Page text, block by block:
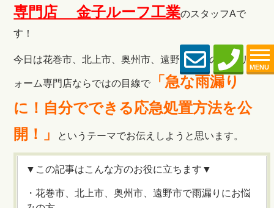
MENU
専門店 金子ルーフ工業のスタッフAで
す！
今日は花巻市、北上市、奥州市、遠野市密着の屋根リフ
ォーム専門店ならではの目線で
「急な雨漏り
に！自分でできる応急処置方法を公
開！」
というテーマでお伝えしようと思います。
▼この記事はこんな方のお役に立ちます▼
・花巻市、北上市、奥州市、遠野市で雨漏りにお悩